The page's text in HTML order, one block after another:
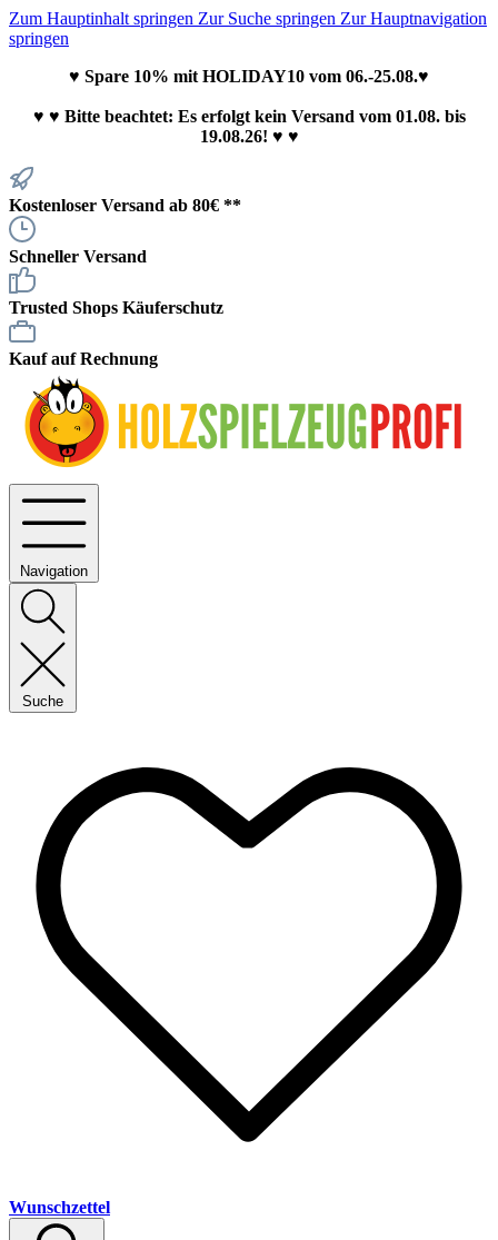
Zum Hauptinhalt springen Zur Suche springen Zur Hauptnavigation
springen
♥ Spare 10% mit HOLIDAY10 vom 06.-25.08.♥
♥ ♥ Bitte beachtet: Es erfolgt kein Versand vom 01.08. bis
19.08.26! ♥ ♥
Kostenloser Versand ab 80€ **
Schneller Versand
Trusted Shops Käuferschutz
Kauf auf Rechnung
Navigation
Suche
Wunschzettel